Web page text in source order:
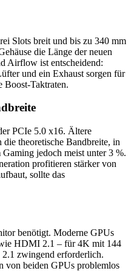
Slots breit und bis zu 340 mm
die Länge der neuen
Airflow ist entscheidend:
und ein Exhaust sorgen für
Boost-Taktraten.
PCIe 5.0 x16. Ältere
theoretische Bandbreite, in
jedoch meist unter 3 %.
profitieren stärker von
sollte das
benötigt. Moderne GPUs
HDMI 2.1 – für 4K mit 144
zwingend erforderlich.
beiden GPUs problemlos